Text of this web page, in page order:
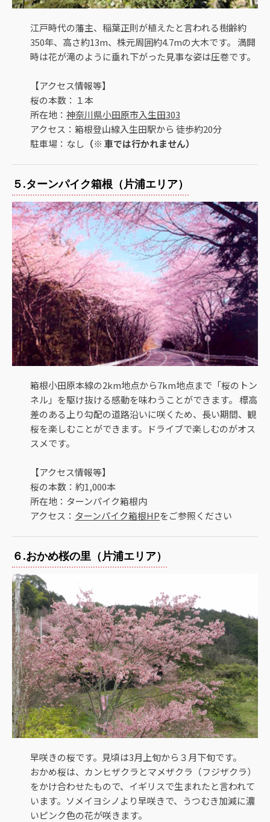
江戸時代の藩主、稲葉正則が植えたと言われる樹齢約
350年、高さ約13m、株元周囲約4.7mの大木です。 満開
時は花が滝のように垂れ下がった見事な姿は圧巻です。
【アクセス情報等】
桜の本数：１本
所在地： 神奈川県小田原市入生田303
アクセス：箱根登山線入生田駅から 徒歩約20分
駐車場：なし （※ 車では行かれません）
５.ターンパイク箱根（片浦エリア）
箱根小田原本線の2km地点から7km地点まで「桜のトン
ネル」を駆け抜ける感動を味わうことができます。 標高
差のある上り勾配の道路沿いに咲くため、長い期間、観
桜を楽しむことができます。ドライブで楽しむのがオス
スメです。
【アクセス情報等】
桜の本数：約1,000本
所在地：ターンパイク箱根内
アクセス： ターンパイク箱根HPをご参照ください
６.おかめ桜の里（片浦エリア）
早咲きの桜です。見頃は3月上旬から３月下旬です。
おかめ桜は、カンヒザクラとマメザクラ（フジザクラ）
をかけ合わせたもので、イギリスで生まれたと言われて
います。ソメイヨシノより早咲きで、うつむき加減に濃
いピンク色の花が咲きます。